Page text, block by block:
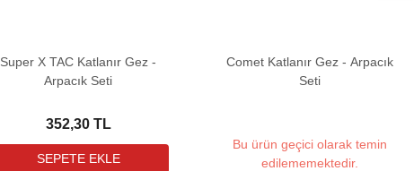
Super X TAC Katlanır Gez -
Arpacık Seti
352,30 TL
Comet Katlanır Gez - Arpacık
Seti
Bu ürün geçici olarak temin
edilememektedir.